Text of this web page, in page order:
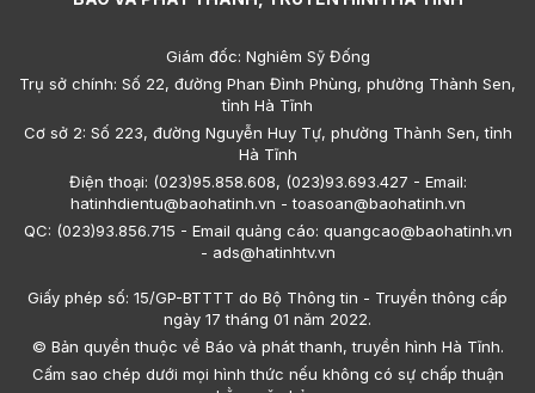
Giám đốc: Nghiêm Sỹ Đống
Trụ sở chính: Số 22, đường Phan Đình Phùng, phường Thành Sen,
tỉnh Hà Tĩnh
Cơ sở 2: Số 223, đường Nguyễn Huy Tự, phường Thành Sen, tỉnh
Hà Tĩnh
Điện thoại: (023)95.858.608, (023)93.693.427 - Email:
hatinhdientu@baohatinh.vn - toasoan@baohatinh.vn
QC: (023)93.856.715 - Email quảng cáo: quangcao@baohatinh.vn
- ads@hatinhtv.vn
Giấy phép số: 15/GP-BTTTT do Bộ Thông tin - Truyền thông cấp
ngày 17 tháng 01 năm 2022.
© Bản quyền thuộc về Báo và phát thanh, truyền hình Hà Tĩnh.
Cấm sao chép dưới mọi hình thức nếu không có sự chấp thuận